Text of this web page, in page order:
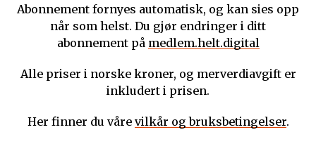
Abonnement fornyes automatisk, og kan sies opp
når som helst. Du gjør endringer i ditt
abonnement på medlem.helt.digital
Alle priser i norske kroner, og merverdiavgift er
inkludert i prisen.
Her finner du våre vilkår og bruksbetingelser.